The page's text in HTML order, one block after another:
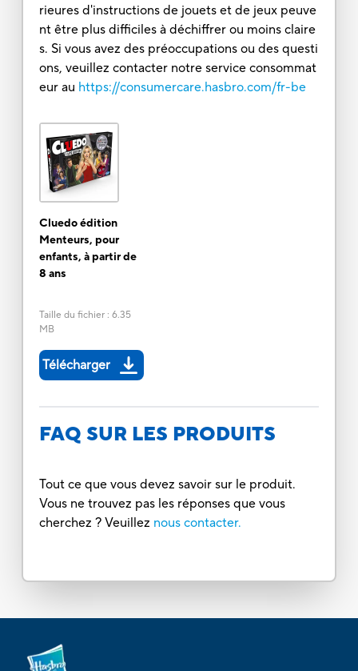
rieures d'instructions de jouets et de jeux peuve
nt être plus difficiles à déchiffrer ou moins claire
s. Si vous avez des préoccupations ou des questi
ons, veuillez contacter notre service consommat
eur au https://consumercare.hasbro.com/fr-be
Cluedo édition
Menteurs, pour
enfants, à partir de
8 ans
Taille du fichier: 6.35
MB
Télécharger
FAQ SUR LES PRODUITS
Tout ce que vous devez savoir sur le produit.
Vous ne trouvez pas les réponses que vous
cherchez ? Veuillez nous contacter.